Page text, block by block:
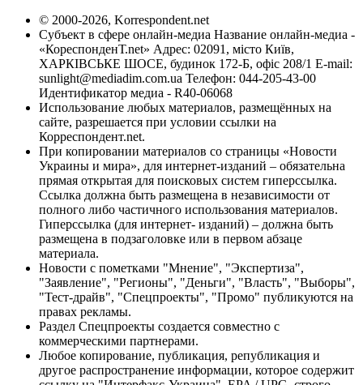
© 2000-2026, Korrespondent.net
Субъект в сфере онлайн-медиа Название онлайн-медиа -
«КореспонденТ.net» Адрес: 02091, місто Київ,
ХАРКІВСЬКЕ ШОСЕ, будинок 172-Б, офіс 208/1 E-mail:
sunlight@mediadim.com.ua Телефон: 044-205-43-00
Идентификатор медиа - R40-06068
Использование любых материалов, размещённых на
сайте, разрешается при условии ссылки на
Корреспондент.net.
При копировании материалов со страницы «Новости
Украины и мира», для интернет-изданий – обязательна
прямая открытая для поисковых систем гиперссылка.
Ссылка должна быть размещена в независимости от
полного либо частичного использования материалов.
Гиперссылка (для интернет- изданий) – должна быть
размещена в подзаголовке или в первом абзаце
материала.
Новости с пометками "Мнение", "Экспертиза",
"Заявление", "Регионы", "Деньги", "Власть", "Выборы",
"Тест-драйв", "Спецпроекты", "Промо" публикуются на
правах рекламы.
Раздел Спецпроекты создается совместно с
коммерческими партнерами.
Любое копирование, публикация, републикация и
другое распространение информации, которое содержит